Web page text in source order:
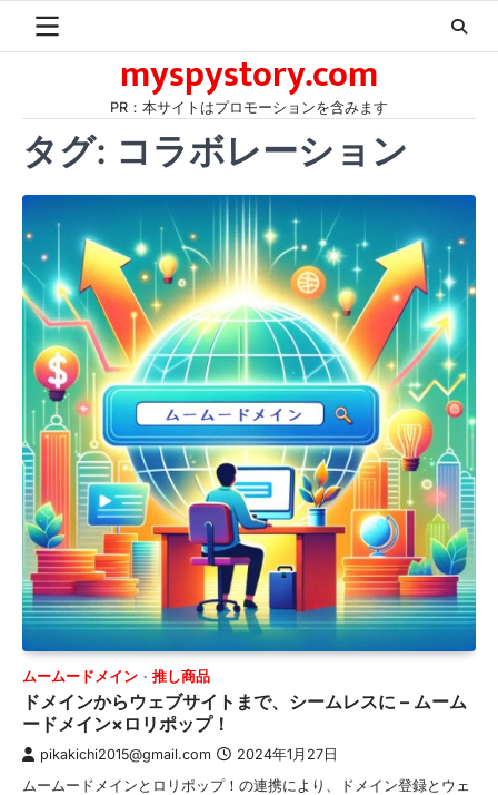
myspystory.com
PR：本サイトはプロモーションを含みます
タグ: コラボレーション
ムームードメイン 推し商品
ドメインからウェブサイトまで、シームレスに – ムーム
ードメイン×ロリポップ！
pikakichi2015@gmail.com 2024年1月27日
ムームードメインとロリポップ！の連携により、ドメイン登録とウェ